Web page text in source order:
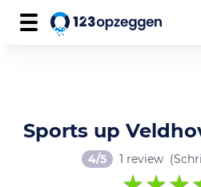
Sports up
4/5 1 review